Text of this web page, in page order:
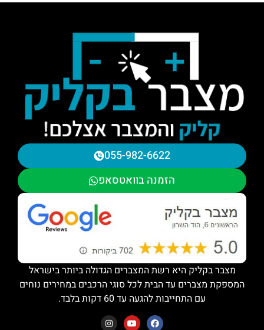
055-982-6622
הזמנה בוואטסאפ
מצבר בקליק היא רשת המצברים הגדולה ביותר בישראל
המספקת מצברים עד הבית לכל סוגי הרכבים במחירים נוחים
עם התחייבות להגעה עד 60 דקות בלבד.